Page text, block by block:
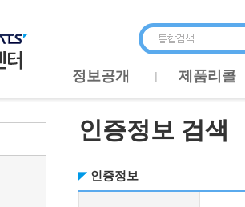
정보공개 제품리콜
인증정보 검색
인증정보